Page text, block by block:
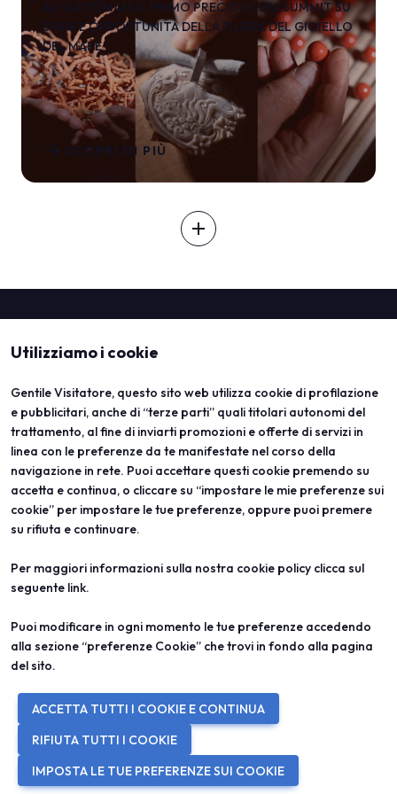
AL VIA DOMANI IL PRIMO PRECIOUS SEA SUMMIT SU
SFIDE E OPPORTUNITÀ DELLA FILIERA DEL GIOIELLO
DEL MARE
SCOPRI DI PIÙ
arrow_forward
add
Utilizziamo i cookie
Gentile Visitatore, questo sito web utilizza cookie di profilazione
e pubblicitari, anche di “terze parti” quali titolari autonomi del
trattamento, al fine di inviarti promozioni e offerte di servizi in
linea con le preferenze da te manifestate nel corso della
navigazione in rete. Puoi accettare questi cookie premendo su
accetta e continua, o cliccare su “impostare le mie preferenze sui
cookie” per impostare le tue preferenze, oppure puoi premere
su rifiuta e continuare.
Per maggiori informazioni sulla nostra cookie policy clicca sul
seguente link.
Puoi modificare in ogni momento le tue preferenze accedendo
alla sezione “preferenze Cookie” che trovi in fondo alla pagina
del sito.
ACCETTA TUTTI I COOKIE E CONTINUA
RIFIUTA TUTTI I COOKIE
IMPOSTA LE TUE PREFERENZE SUI COOKIE
ABOUT
Vicenzaoro
T.Gold
VO Vintage
Aree espositive
VISITA
Registrazione e badge
Info pratiche visitatori
FAQ
Diventa espositore
Info utili per esporre
PROGETTI
Progetti speciali
© 2026ITALIAN EXHIBITION GROUP SpA - Via Emilia 155, 47921 Rimini
(Italy) - Registro Imprese Rimini e C.F./P.I. 00139440408 - Cap. Soc.
52.214.897 i.v. -Copyright & disclaimer